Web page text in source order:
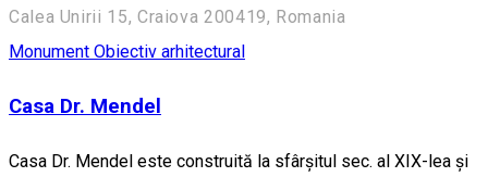
Calea Unirii 15, Craiova 200419, Romania
Monument Obiectiv arhitectural
Casa Dr. Mendel
Casa Dr. Mendel este construită la sfârșitul sec. al XIX-lea și